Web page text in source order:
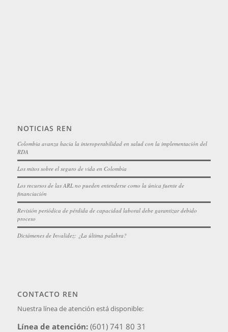
NOTICIAS REN
Colombia avanza hacia la interoperabilidad en salud con la implementación del
RDA
Los mitos sobre el seguro de vida en Colombia
Los recursos de las ARL no pueden entenderse como la única fuente de
financiación
Revisión periódica de pérdida de capacidad laboral debe garantizar debido
proceso
Dictámenes de Invalidez: ¿La última palabra?
CONTACTO REN
Nuestra línea de atención está disponible:
Línea de atención: (601) 741 80 31